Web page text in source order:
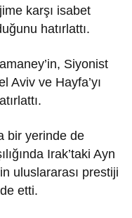
karşı isabet
hatırlattı.
Siyonist
Aviv ve Hayfa’yı
bir yerinde de
Irak’taki Ayn
uluslararası prestiji
etti.